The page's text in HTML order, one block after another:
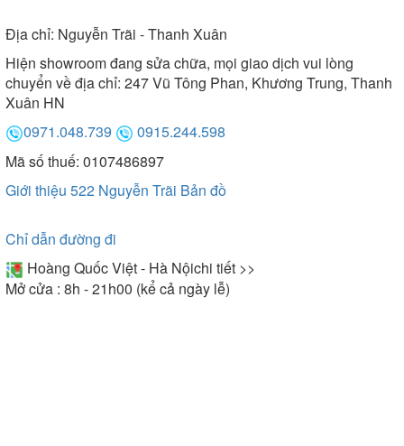
Địa chỉ: Nguyễn Trãi - Thanh Xuân
Hiện showroom đang sửa chữa, mọi giao dịch vui lòng
chuyển về địa chỉ: 247 Vũ Tông Phan, Khương Trung, Thanh
Xuân HN
0971.048.739
0915.244.598
Mã số thuế: 0107486897
Giới thiệu 522 Nguyễn Trãi Bản đồ
Chỉ dẫn đường đi
Hoàng Quốc Việt - Hà Nộichi tiết >>
Mở cửa : 8h - 21h00 (kể cả ngày lễ)